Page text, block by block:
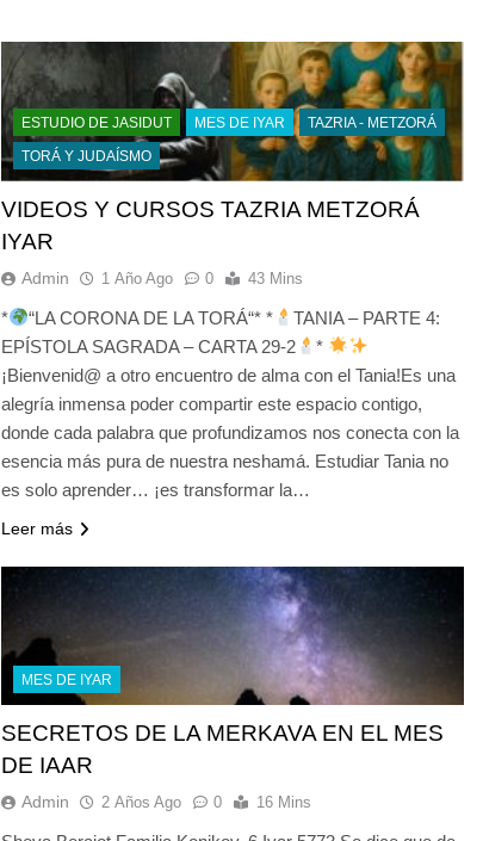
ESTUDIO DE JASIDUT MES DE IYAR
TAZRIA - METZORÁ
TORÁ Y JUDAÍSMO
VIDEOS Y CURSOS TAZRIA METZORÁ
IYAR
Admin 1 Año Ago 0 43 Mins
* “LA CORONA DE LA TORÁ“* *
TANIA – PARTE 4:
EPÍSTOLA SAGRADA – CARTA 29-2
*
¡Bienvenid@ a otro encuentro de alma con el Tania!Es una
alegría inmensa poder compartir este espacio contigo,
donde cada palabra que profundizamos nos conecta con la
esencia más pura de nuestra neshamá. Estudiar Tania no
es solo aprender… ¡es transformar la…
Leer más
MES DE IYAR
SECRETOS DE LA MERKAVA EN EL MES
DE IAAR
Admin 2 Años Ago 0 16 Mins